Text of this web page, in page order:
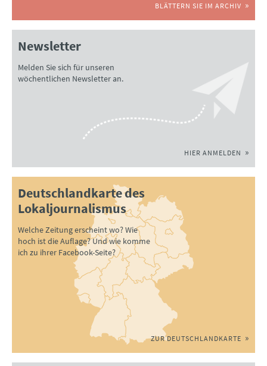
BLÄTTERN SIE IM ARCHIV
Newsletter
Melden Sie sich für unseren
wöchentlichen Newsletter an.
HIER ANMELDEN
Deutschlandkarte des
Lokaljournalismus
Welche Zeitung erscheint wo? Wie
hoch ist die Auflage? Und wie komme
ich zu ihrer Facebook-Seite?
ZUR DEUTSCHLANDKARTE